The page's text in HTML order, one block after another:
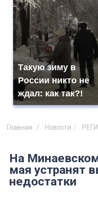
Такую зиму в
России никто не
ждал: как так?!
Главная Новости
На
мая устранят
недостатки